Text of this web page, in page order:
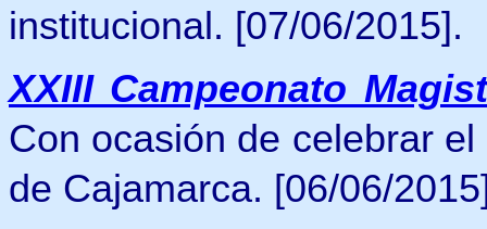
institucional. [07/06/2015].
XXIII Campeonato
Con ocasión de celebrar
de Cajamarca. [06/06/